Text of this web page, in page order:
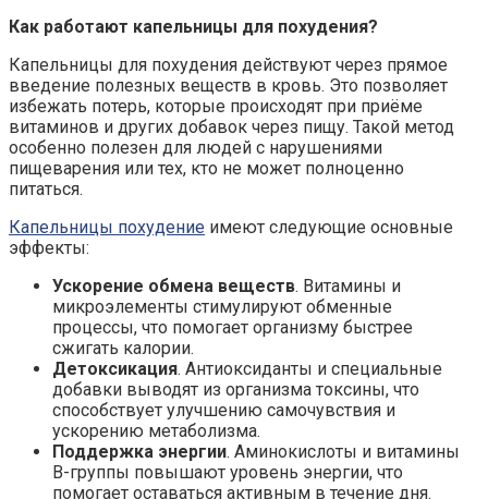
Как работают капельницы для похудения?
Капельницы для похудения действуют через прямое
введение полезных веществ в кровь. Это позволяет
избежать потерь, которые происходят при приёме
витаминов и других добавок через пищу. Такой метод
особенно полезен для людей с нарушениями
пищеварения или тех, кто не может полноценно
питаться.
Капельницы похудение имеют следующие основные
эффекты:
Ускорение обмена веществ. Витамины и
микроэлементы стимулируют обменные
процессы, что помогает организму быстрее
сжигать калории.
Детоксикация. Антиоксиданты и специальные
добавки выводят из организма токсины, что
способствует улучшению самочувствия и
ускорению метаболизма.
Поддержка энергии. Аминокислоты и витамины
B-группы повышают уровень энергии, что
помогает оставаться активным в течение дня.